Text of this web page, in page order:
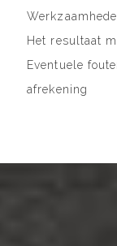
Het resultaat
Eventuele
afrekening